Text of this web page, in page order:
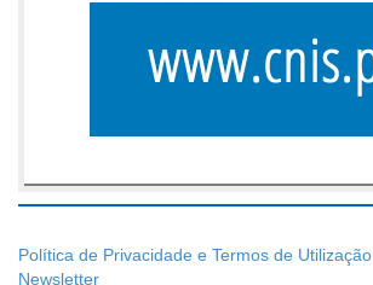
Política de Privacidade e Termos de Utilização
Newsletter